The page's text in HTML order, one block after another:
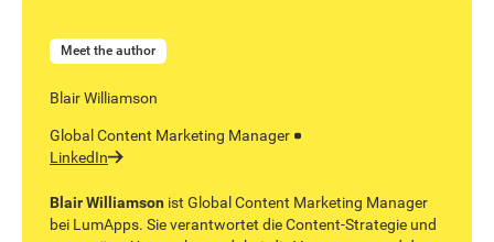
Meet the author
Blair Williamson
Global Content Marketing Manager
LinkedIn
Blair Williamson ist Global Content Marketing Manager
bei LumApps. Sie verantwortet die Content-Strategie und